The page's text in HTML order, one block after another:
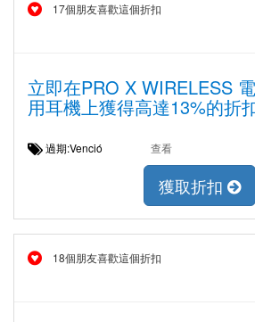
17個朋友喜歡這個折扣
立即在PRO X WIRELESS
用耳機上獲得高達13%的折
過期:Venció 查看
獲取折扣
18個朋友喜歡這個折扣